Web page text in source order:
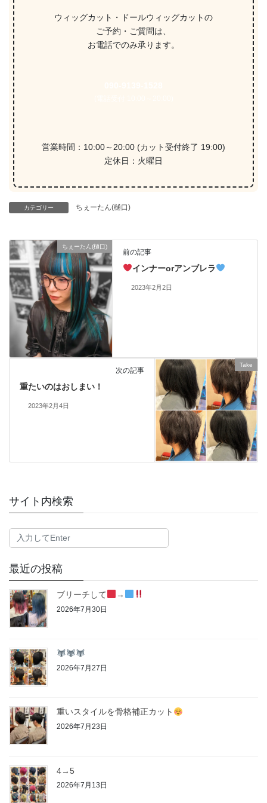
ウィッグカット・ドールウィッグカットの
ご予約・ご質問は、
お電話でのみ承ります。
営業時間：10:00～20:00 (カット受付終了 19:00)
定休日：火曜日
カテゴリー ちぇーたん(樋口)
ちぇーたん(樋口)
前の記事
インナーorアンブレラ
2023年2月2日
Take
次の記事
重たいのはおしまい！
2023年2月4日
サイト内検索
最近の投稿
ブリーチして →
2026年7月30日
2026年7月27日
重いスタイルを骨格補正カット
2026年7月23日
4→5
2026年7月13日